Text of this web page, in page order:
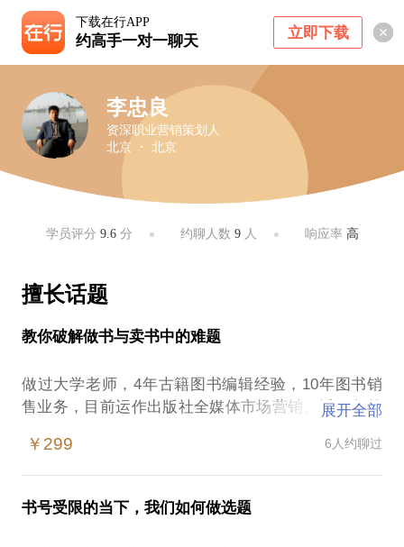
下载在行APP
约高手一对一聊天 立即下载
李忠良
资深职业营销策划人
北京 ・ 北京
学员评分 9.6分 约聊人数 9人 响应率 高
擅长话题
教你破解做书与卖书中的难题
做过大学老师，4年古籍图书编辑经验，10年图书销
售业务，目前运作出版社全媒体市场营销。以16年的
全程策划参与以下营销活动：康震、马未都、倪萍等
步发行暨后续24史系列修订本营销；第二届伯鸿书香
奖系列活动全程策划；首届二届中华书局4·23读者开
展开全部
￥299 6人约聊过
书号受限的当下，我们如何做选题